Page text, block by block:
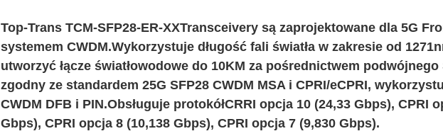
Top-Trans TCM-SFP28-ER-XXTransceivery są zaprojektowane dla 5G
systemem CWDM.Wykorzystuje długość fali światła w zakresie od
utworzyć łącze światłowodowe do 10KM za pośrednictwem podwójnego
zgodny ze standardem 25G SFP28 CWDM MSA i CPRI/eCPRI,
CWDM DFB i PIN.Obsługuje protokółCRRI opcja 10 (24,33 Gbps), CPRI
Gbps), CPRI opcja 8 (10,138 Gbps), CPRI opcja 7 (9,830 Gbps).